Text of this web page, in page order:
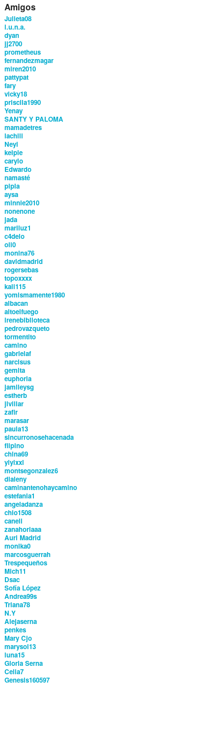
Amigos
Julieta08
l.u.n.a.
dyan
jj2700
prometheus
fernandezmagar
miren2010
pattypat
fary
vicky18
priscila1990
Yenay
SANTY Y PALOMA
mamadetres
lachili
Neyi
kelpie
carylo
Edwardo
namasté
pipla
aysa
minnie2010
nonenone
jada
mariluz1
c4delo
oli0
monina76
davidmadrid
rogersebas
topoxxxx
kali115
yomismamente1980
albacan
altoelfuego
irenebiblioteca
pedrovazqueto
tormentito
camino
gabrielaf
narcisus
gemita
euphoria
jamileysg
estherb
jlvillar
zafir
marasar
paula13
sincurronosehacenada
flipino
china69
yiyixxl
montsegonzalez6
dialeny
caminantenohaycamino
estefania1
angeladanza
chio1508
caneli
zanahoriaaa
Auri Madrid
monika0
marcosguerrah
Trespequeños
Mich11
Dsac
Sofía López
Andrea99s
Triana78
N.Y
Alejaserna
penkes
Mary Cjo
marysol13
luna15
Gloria Serna
Celia7
Genesis160597